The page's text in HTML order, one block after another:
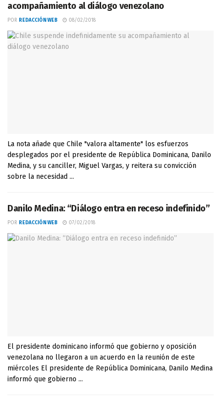
acompañamiento al diálogo venezolano
POR REDACCIÓN WEB 08/02/2018
La nota añade que Chile "valora altamente" los esfuerzos
desplegados por el presidente de República Dominicana, Danilo
Medina, y su canciller, Miguel Vargas, y reitera su convicción
sobre la necesidad ...
Danilo Medina: “Diálogo entra en receso indefinido”
POR REDACCIÓN WEB 07/02/2018
El presidente dominicano informó que gobierno y oposición
venezolana no llegaron a un acuerdo en la reunión de este
miércoles El presidente de República Dominicana, Danilo Medina
informó que gobierno ...